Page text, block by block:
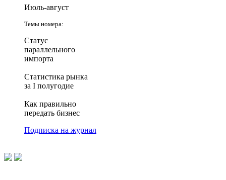
Июль-август
Темы номера:
Статус
параллельного
импорта
Статистика рынка
за I полугодие
Как правильно
передать бизнес
Подписка на журнал